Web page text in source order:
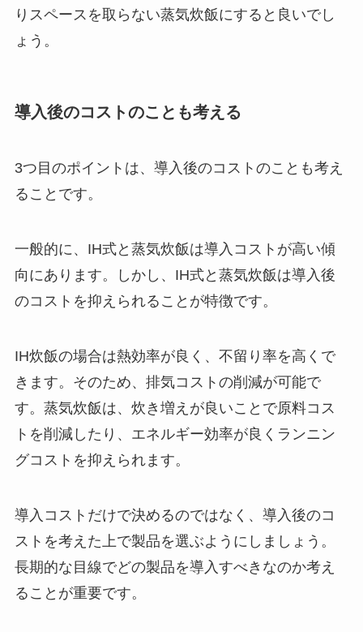
りスペースを取らない蒸気炊飯にすると良いでし
ょう。
導入後のコストのことも考える
3つ目のポイントは、導入後のコストのことも考え
ることです。
一般的に、IH式と蒸気炊飯は導入コストが高い傾
向にあります。しかし、IH式と蒸気炊飯は導入後
のコストを抑えられることが特徴です。
IH炊飯の場合は熱効率が良く、不留り率を高くで
きます。そのため、排気コストの削減が可能で
す。蒸気炊飯は、炊き増えが良いことで原料コス
トを削減したり、エネルギー効率が良くランニン
グコストを抑えられます。
導入コストだけで決めるのではなく、導入後のコ
ストを考えた上で製品を選ぶようにしましょう。
長期的な目線でどの製品を導入すべきなのか考え
ることが重要です。